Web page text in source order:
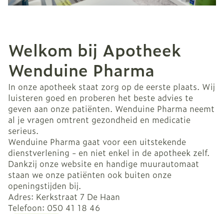
Welkom bij Apotheek
Wenduine Pharma
In onze apotheek staat zorg op de eerste plaats. Wij
luisteren goed en proberen het beste advies te
geven aan onze patiënten. Wenduine Pharma neemt
al je vragen omtrent gezondheid en medicatie
serieus.
Wenduine Pharma gaat voor een uitstekende
dienstverlening - en niet enkel in de apotheek zelf.
Dankzij onze website en handige muurautomaat
staan we onze patiënten ook buiten onze
openingstijden bij.
Adres: Kerkstraat 7 De Haan
Telefoon: 050 41 18 46